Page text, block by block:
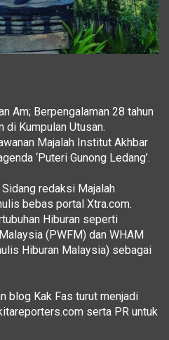
Am; Berpengalaman 28 tahun
di Kumpulan Utusan.
Majalah Institut Akhbar
‘Puteri Gunong Ledang’.
redaksi Majalah
bebas portal Xtra.com.
Hiburan seperti
(PWFM) dan WHAM
Hiburan Malaysia) sebagai
blog Kak Fas turut menjadi
serta PR untuk